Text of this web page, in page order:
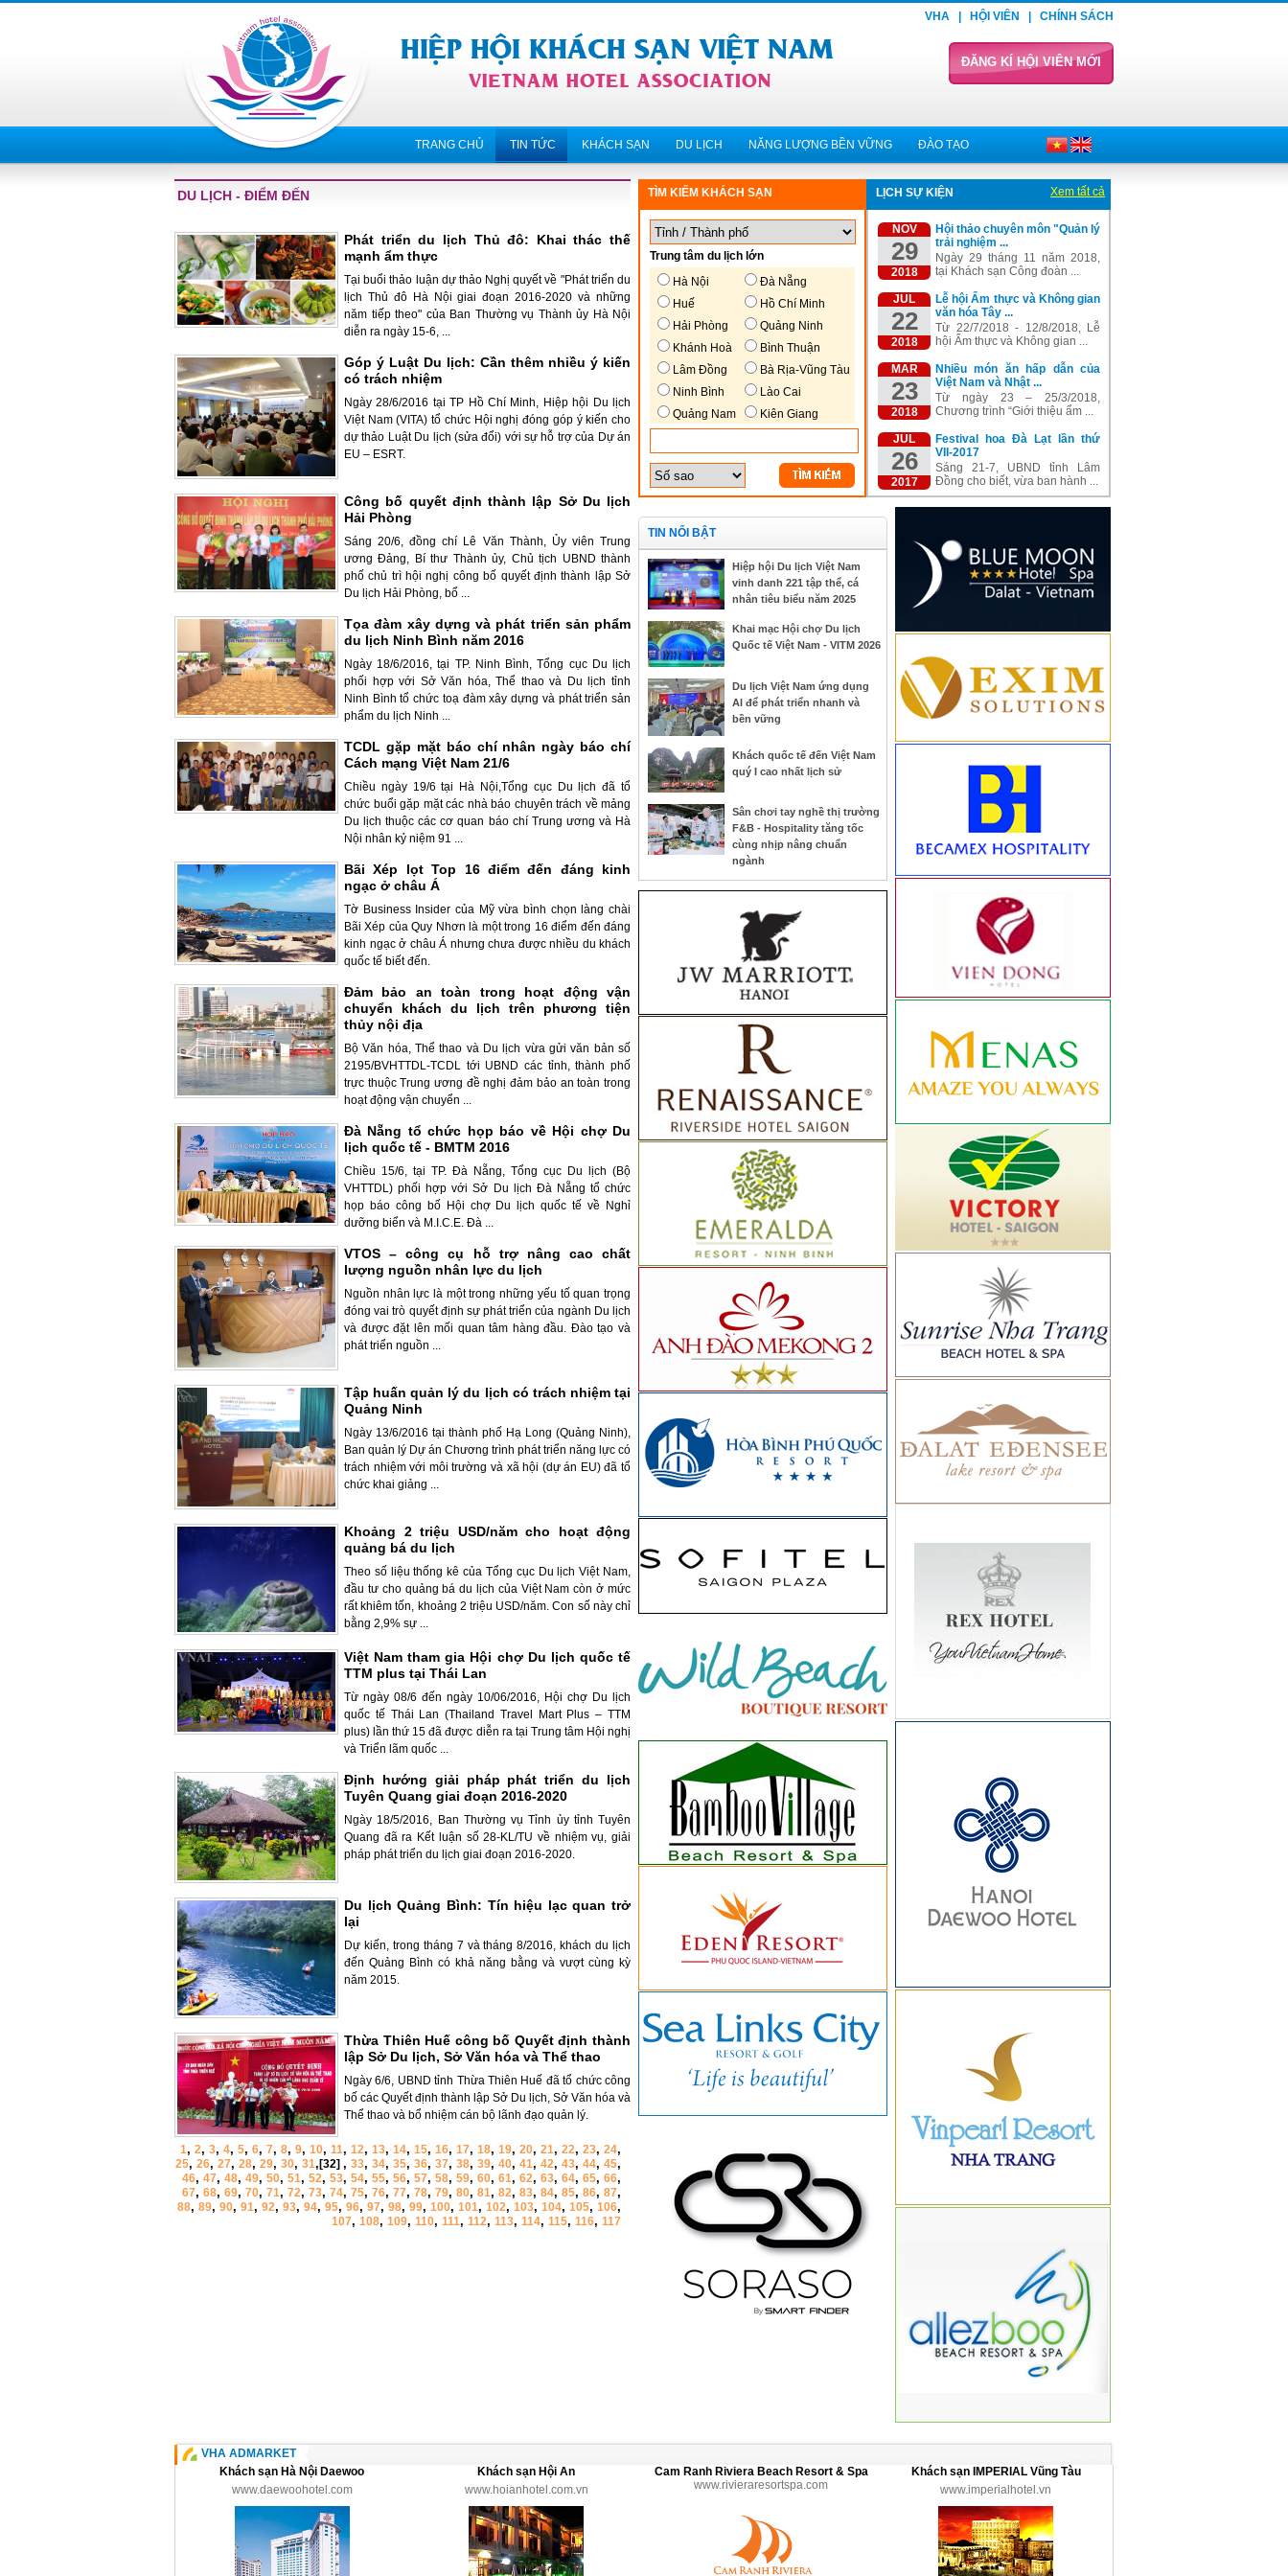
VHA HỘI VIÊN CHÍNH SÁCH
ĐĂNG KÍ HỘI VIÊN MỚI
TRANG CHỦ TIN TỨC KHÁCH SẠN DU LỊCH NĂNG LƯỢNG BỀN VỮNG ĐÀO TẠO
DU LỊCH - ĐIỂM ĐẾN
Phát triển du lịch Thủ đô: Khai thác thế
mạnh ẩm thực
Tại buổi thảo luận dự thảo Nghị quyết về "Phát triển du
lịch Thủ đô Hà Nội giai đoạn 2016-2020 và những
năm tiếp theo" của Ban Thường vụ Thành ủy Hà Nội
diễn ra ngày 15-6, ...
Góp ý Luật Du lịch: Cần thêm nhiều ý kiến
có trách nhiệm
Ngày 28/6/2016 tại TP Hồ Chí Minh, Hiệp hội Du lịch
Việt Nam (VITA) tổ chức Hội nghị đóng góp ý kiến cho
dự thảo Luật Du lịch (sửa đổi) với sự hỗ trợ của Dự án
EU – ESRT.
Công bố quyết định thành lập Sở Du lịch
Hải Phòng
Sáng 20/6, đồng chí Lê Văn Thành, Ủy viên Trung
ương Đảng, Bí thư Thành ủy, Chủ tịch UBND thành
phố chủ trì hội nghị công bố quyết định thành lập Sở
Du lịch Hải Phòng, bổ ...
Tọa đàm xây dựng và phát triển sản phẩm
du lịch Ninh Bình năm 2016
Ngày 18/6/2016, tại TP. Ninh Bình, Tổng cục Du lịch
phối hợp với Sở Văn hóa, Thể thao và Du lịch tỉnh
Ninh Bình tổ chức toạ đàm xây dựng và phát triển sản
phẩm du lịch Ninh ...
TCDL gặp mặt báo chí nhân ngày báo chí
Cách mạng Việt Nam 21/6
Chiều ngày 19/6 tại Hà Nội,Tổng cục Du lịch đã tổ
chức buổi gặp mặt các nhà báo chuyên trách về mảng
Du lịch thuộc các cơ quan báo chí Trung ương và Hà
Nội nhân kỷ niệm 91 ...
Bãi Xép lọt Top 16 điểm đến đáng kinh
ngạc ở châu Á
Tờ Business Insider của Mỹ vừa bình chọn làng chài
Bãi Xép của Quy Nhơn là một trong 16 điểm đến đáng
kinh ngạc ở châu Á nhưng chưa được nhiều du khách
quốc tế biết đến.
Đảm bảo an toàn trong hoạt động vận
chuyển khách du lịch trên phương tiện
thủy nội địa
Bộ Văn hóa, Thể thao và Du lịch vừa gửi văn bản số
2195/BVHTTDL-TCDL tới UBND các tỉnh, thành phố
trực thuộc Trung ương đề nghị đảm bảo an toàn trong
hoạt động vận chuyển ...
Đà Nẵng tổ chức họp báo về Hội chợ Du
lịch quốc tế - BMTM 2016
Chiều 15/6, tại TP. Đà Nẵng, Tổng cục Du lịch (Bộ
VHTTDL) phối hợp với Sở Du lịch Đà Nẵng tổ chức
họp báo công bố Hội chợ Du lịch quốc tế về Nghỉ
dưỡng biển và M.I.C.E. Đà ...
VTOS – công cụ hỗ trợ nâng cao chất
lượng nguồn nhân lực du lịch
Nguồn nhân lực là một trong những yếu tố quan trọng
đóng vai trò quyết định sự phát triển của ngành Du lịch
và được đặt lên mối quan tâm hàng đầu. Đào tạo và
phát triển nguồn ...
Tập huấn quản lý du lịch có trách nhiệm tại
Quảng Ninh
Ngày 13/6/2016 tại thành phố Hạ Long (Quảng Ninh),
Ban quản lý Dự án Chương trình phát triển năng lực có
trách nhiệm với môi trường và xã hội (dự án EU) đã tổ
chức khai giảng ...
Khoảng 2 triệu USD/năm cho hoạt động
quảng bá du lịch
Theo số liệu thống kê của Tổng cục Du lịch Việt Nam,
đầu tư cho quảng bá du lịch của Việt Nam còn ở mức
rất khiêm tốn, khoảng 2 triệu USD/năm. Con số này chỉ
bằng 2,9% sự ...
Việt Nam tham gia Hội chợ Du lịch quốc tế
TTM plus tại Thái Lan
Từ ngày 08/6 đến ngày 10/06/2016, Hội chợ Du lịch
quốc tế Thái Lan (Thailand Travel Mart Plus – TTM
plus) lần thứ 15 đã được diễn ra tại Trung tâm Hội nghị
và Triển lãm quốc ...
Định hướng giải pháp phát triển du lịch
Tuyên Quang giai đoạn 2016-2020
Ngày 18/5/2016, Ban Thường vụ Tỉnh ủy tỉnh Tuyên
Quang đã ra Kết luận số 28-KL/TU về nhiệm vụ, giải
pháp phát triển du lịch giai đoạn 2016-2020.
Du lịch Quảng Bình: Tín hiệu lạc quan trở
lại
Dự kiến, trong tháng 7 và tháng 8/2016, khách du lịch
đến Quảng Bình có khả năng bằng và vượt cùng kỳ
năm 2015.
Thừa Thiên Huế công bố Quyết định thành
lập Sở Du lịch, Sở Văn hóa và Thể thao
Ngày 6/6, UBND tỉnh Thừa Thiên Huế đã tổ chức công
bố các Quyết định thành lập Sở Du lịch, Sở Văn hóa và
Thể thao và bổ nhiệm cán bộ lãnh đạo quản lý.
1, 2, 3, 4, 5, 6, 7, 8, 9, 10, 11, 12, 13, 14, 15, 16, 17, 18, 19, 20, 21, 22, 23, 24,
25, 26, 27, 28, 29, 30, 31, [32] , 33, 34, 35, 36, 37, 38, 39, 40, 41, 42, 43, 44, 45,
46, 47, 48, 49, 50, 51, 52, 53, 54, 55, 56, 57, 58, 59, 60, 61, 62, 63, 64, 65, 66,
67, 68, 69, 70, 71, 72, 73, 74, 75, 76, 77, 78, 79, 80, 81, 82, 83, 84, 85, 86, 87,
88, 89, 90, 91, 92, 93, 94, 95, 96, 97, 98, 99, 100, 101, 102, 103, 104, 105, 106,
107, 108, 109, 110, 111, 112, 113, 114, 115, 116, 117
TÌM KIẾM KHÁCH SẠN
Trung tâm du lịch lớn
Hà Nội
Đà Nẵng
Huế
Hồ Chí Minh
Hải Phòng
Quảng Ninh
Khánh Hoà
Bình Thuận
Lâm Đồng
Bà Rịa-Vũng Tàu
Ninh Bình
Lào Cai
Quảng Nam
Kiên Giang
LỊCH SỰ KIỆN Xem tất cả
NOV
29
2018
Hội thảo chuyên môn "Quản lý
trải nghiệm ...
Ngày 29 tháng 11 năm 2018,
tại Khách sạn Công đoàn ...
JUL
22
2018
Lễ hội Ẩm thực và Không gian
văn hóa Tây ...
Từ 22/7/2018 - 12/8/2018, Lễ
hội Ẩm thực và Không gian ...
MAR
23
2018
Nhiều món ăn hấp dẫn của
Việt Nam và Nhật ...
Từ ngày 23 – 25/3/2018,
Chương trình “Giới thiệu ẩm ...
JUL
26
2017
Festival hoa Đà Lạt lần thứ
VII-2017
Sáng 21-7, UBND tỉnh Lâm
Đồng cho biết, vừa ban hành ...
TIN NỔI BẬT
Hiệp hội Du lịch Việt Nam
vinh danh 221 tập thể, cá
nhân tiêu biểu năm 2025
Khai mạc Hội chợ Du lịch
Quốc tế Việt Nam - VITM 2026
Du lịch Việt Nam ứng dụng
AI để phát triển nhanh và
bền vững
Khách quốc tế đến Việt Nam
quý I cao nhất lịch sử
Sân chơi tay nghề thị trường
F&B - Hospitality tăng tốc
cùng nhịp nâng chuẩn
ngành
VHA ADMARKET
Khách sạn Hà Nội Daewoo
www.daewoohotel.com
Khách sạn Hội An
www.hoianhotel.com.vn
Cam Ranh Riviera Beach Resort & Spa
www.rivieraresortspa.com
Khách sạn IMPERIAL Vũng Tàu
www.imperialhotel.vn